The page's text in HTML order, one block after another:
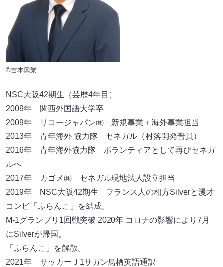
©吉本興業
NSC大阪42期生（芸歴4年目）
2009年 関西外国語大学卒
2009年 リコージャパン㈱ 新規事業＋海外事業担当
2013年 青年海外 協力隊 セネガル（村落開発普員）
2016年 青年海外協力隊 ボランティアとして再びセネガ
ルへ
2017年 カゴメ㈱ セネガル現地法人設立担当
2019年 NSC大阪42期生 フランス人の相方Silverと漫才
コンビ「ふらんこ」を結成。
M-1グランプリ1回戦突破 2020年 コロナの影響により7月
にSilverが帰国。
「ふらんこ」を解散。
2021年 サッカーＪ1サガン鳥栖英語通訳